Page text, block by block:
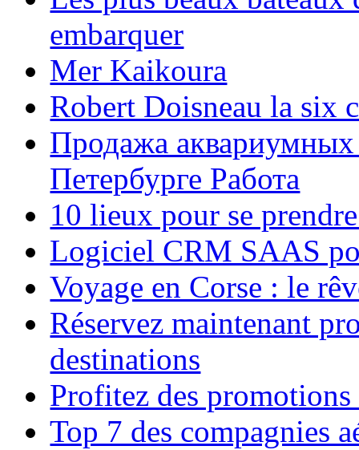
embarquer
Mer Kaikoura
Robert Doisneau la six
Продажа аквариумных
Петербурге Работа
10 lieux pour se
Logiciel CRM SAAS
Voyage en Corse : le
Réservez maintenant
destinations
Profitez des
Top 7 des compagnies